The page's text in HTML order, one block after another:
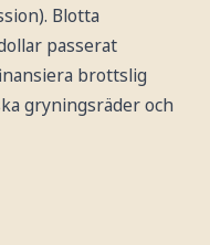
Blotta
passerat
brottslig
gryningsräder och